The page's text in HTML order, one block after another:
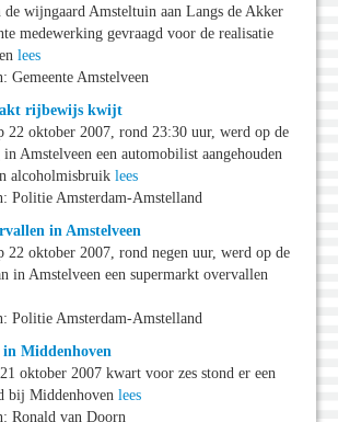
wijngaard Amsteltuin aan Langs de Akker
medewerking gevraagd voor de realisatie
lees
Gemeente Amstelveen
rijbewijs kwijt
22 oktober 2007, rond 23:30 uur, werd op de
in Amstelveen een automobilist aangehouden
alcoholmisbruik lees
Politie Amsterdam-Amstelland
in Amstelveen
22 oktober 2007, rond negen uur, werd op de
in Amstelveen een supermarkt overvallen
Politie Amsterdam-Amstelland
Middenhoven
oktober 2007 kwart voor zes stond er een
bij Middenhoven lees
Ronald van Doorn